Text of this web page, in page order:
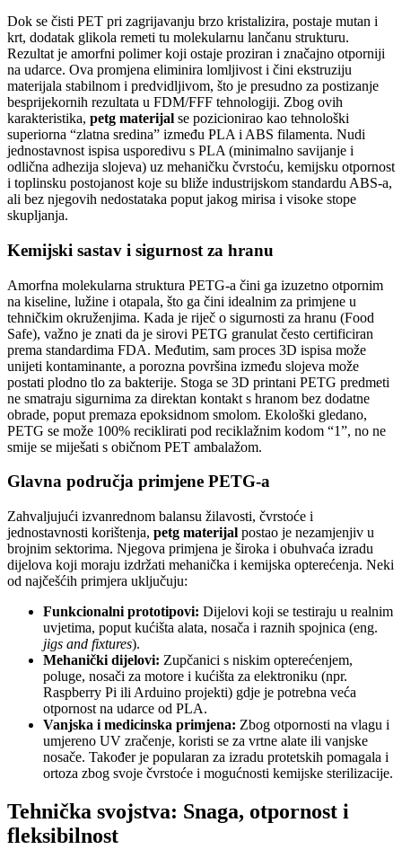
Dok se čisti PET pri zagrijavanju brzo kristalizira, postaje mutan i
krt, dodatak glikola remeti tu molekularnu lančanu strukturu.
Rezultat je amorfni polimer koji ostaje proziran i značajno otporniji
na udarce. Ova promjena eliminira lomljivost i čini ekstruziju
materijala stabilnom i predvidljivom, što je presudno za postizanje
besprijekornih rezultata u FDM/FFF tehnologiji. Zbog ovih
karakteristika, petg materijal se pozicionirao kao tehnološki
superiorna “zlatna sredina” između PLA i ABS filamenta. Nudi
jednostavnost ispisa usporedivu s PLA (minimalno savijanje i
odlična adhezija slojeva) uz mehaničku čvrstoću, kemijsku otpornost
i toplinsku postojanost koje su bliže industrijskom standardu ABS-a,
ali bez njegovih nedostataka poput jakog mirisa i visoke stope
skupljanja.
Kemijski sastav i sigurnost za hranu
Amorfna molekularna struktura PETG-a čini ga izuzetno otpornim
na kiseline, lužine i otapala, što ga čini idealnim za primjene u
tehničkim okruženjima. Kada je riječ o sigurnosti za hranu (Food
Safe), važno je znati da je sirovi PETG granulat često certificiran
prema standardima FDA. Međutim, sam proces 3D ispisa može
unijeti kontaminante, a porozna površina između slojeva može
postati plodno tlo za bakterije. Stoga se 3D printani PETG predmeti
ne smatraju sigurnima za direktan kontakt s hranom bez dodatne
obrade, poput premaza epoksidnom smolom. Ekološki gledano,
PETG se može 100% reciklirati pod reciklažnim kodom “1”, no ne
smije se miješati s običnom PET ambalažom.
Glavna područja primjene PETG-a
Zahvaljujući izvanrednom balansu žilavosti, čvrstoće i
jednostavnosti korištenja, petg materijal postao je nezamjenjiv u
brojnim sektorima. Njegova primjena je široka i obuhvaća izradu
dijelova koji moraju izdržati mehanička i kemijska opterećenja. Neki
od najčešćih primjera uključuju:
Funkcionalni prototipovi: Dijelovi koji se testiraju u realnim
uvjetima, poput kućišta alata, nosača i raznih spojnica (eng.
jigs and fixtures).
Mehanički dijelovi: Zupčanici s niskim opterećenjem,
poluge, nosači za motore i kućišta za elektroniku (npr.
Raspberry Pi ili Arduino projekti) gdje je potrebna veća
otpornost na udarce od PLA.
Vanjska i medicinska primjena: Zbog otpornosti na vlagu i
umjereno UV zračenje, koristi se za vrtne alate ili vanjske
nosače. Također je popularan za izradu protetskih pomagala i
ortoza zbog svoje čvrstoće i mogućnosti kemijske sterilizacije.
Tehnička svojstva: Snaga, otpornost i
fleksibilnost